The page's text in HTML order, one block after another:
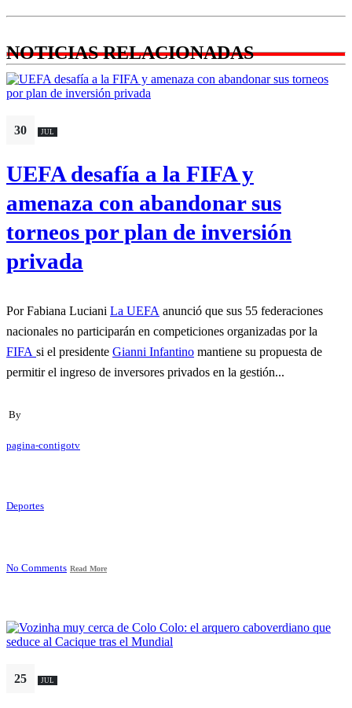
NOTICIAS RELACIONADAS
30 JUL
UEFA desafía a la FIFA y
amenaza con abandonar sus
torneos por plan de inversión
privada
Por Fabiana Luciani La UEFA anunció que sus 55 federaciones
nacionales no participarán en competiciones organizadas por la
FIFA si el presidente Gianni Infantino mantiene su propuesta de
permitir el ingreso de inversores privados en la gestión...
By
pagina-contigotv
Deportes
No Comments Read More
25 JUL